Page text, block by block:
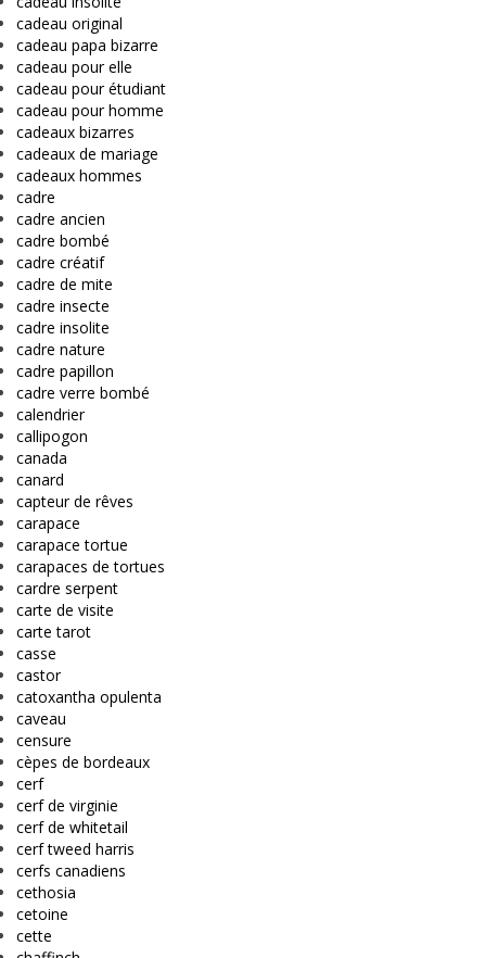
cadeau original
cadeau papa bizarre
cadeau pour elle
cadeau pour étudiant
cadeau pour homme
cadeaux bizarres
cadeaux de mariage
cadeaux hommes
cadre
cadre ancien
cadre bombé
cadre créatif
cadre de mite
cadre insecte
cadre insolite
cadre nature
cadre papillon
cadre verre bombé
calendrier
callipogon
canada
canard
capteur de rêves
carapace
carapace tortue
carapaces de tortues
cardre serpent
carte de visite
carte tarot
casse
castor
catoxantha opulenta
caveau
censure
cèpes de bordeaux
cerf
cerf de virginie
cerf de whitetail
cerf tweed harris
cerfs canadiens
cethosia
cetoine
cette